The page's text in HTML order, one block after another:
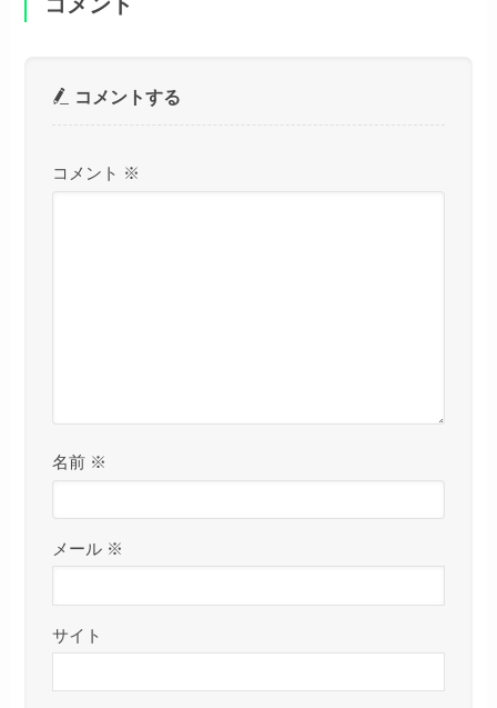
コメント
コメントする
コメント ※
名前 ※
メール ※
サイト